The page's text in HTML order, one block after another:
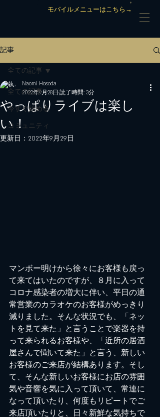
モバイルメニューはこちら→
記事
全ての記事
今すぐ始める
コミュニティ
全ての記事
やっぱりライブは楽し
い！
Naomi Hosoda
2022年9月28日 読了時間: 3分
更新日： 2022年9月29日
マンボー明けから徐々にお客様も戻っ
て来てはいたのですが、８月に入って
コロナ感染者の増大に伴い、平日の通
常営業のカラオケのお客様がめっきり
減りました。そんな状況でも、「ネッ
トを見て来た」と言うことで楽器を持
って来られるお客様や、「近所の居酒
屋さんで聞いて来た」と言う、新しい
お客様のご来店が結構あります。そし
て、そんな新しいお客様にお店の雰囲
気や音響を気に入って頂いて、常連に
なって頂いたり、何度もリピートでご
来店頂いたりと、日々新鮮な気持ちで